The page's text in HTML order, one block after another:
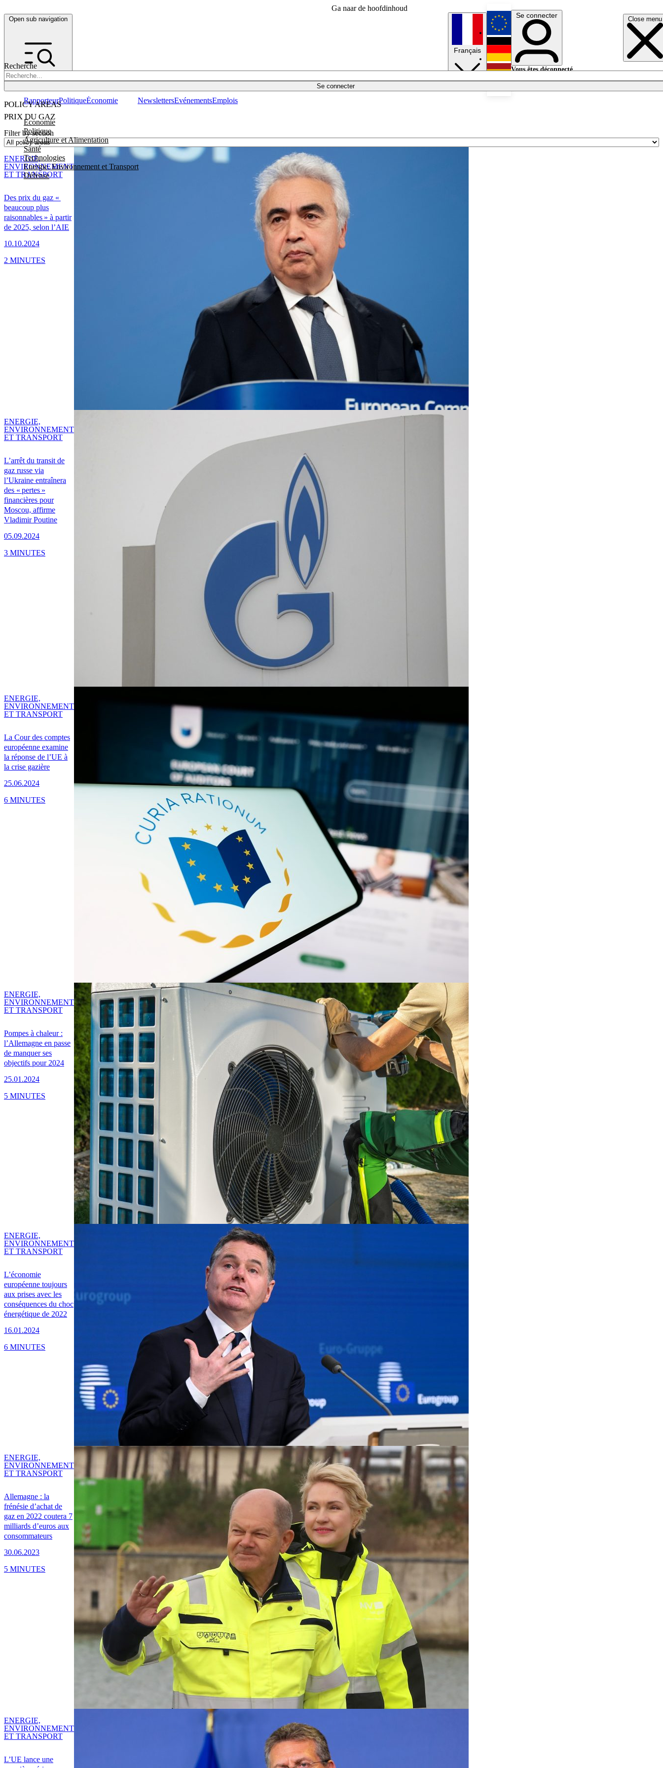
Ga naar de hoofdinhoud
Open sub navigation Close menu
Recherche
Se connecter
POLICY AREAS
Economie
Politique
Agriculture et Alimentation
Santé
Technologies
Energie, Environnement et Transport
Défense
RapporteurPolitiqueÉconomie NewslettersEvénementsEmplois
Français
English
Deutsch
Se connecter
Vous êtes déconnecté.
PRIX DU GAZ
Filter by section
Des prix du gaz «
beaucoup plus
raisonnables » à partir
de 2025, selon l’AIE
10.10.2024
ENERGIE,
ENVIRONNEMENT
ET TRANSPORT
2 MINUTES
L’arrêt du transit de
gaz russe via
l’Ukraine entraînera
des « pertes »
financières pour
Moscou, affirme
Vladimir Poutine
05.09.2024
ENERGIE,
ENVIRONNEMENT
ET TRANSPORT
3 MINUTES
La Cour des comptes
européenne examine
la réponse de l’UE à
la crise gazière
25.06.2024
ENERGIE,
ENVIRONNEMENT
ET TRANSPORT
6 MINUTES
Pompes à chaleur :
l’Allemagne en passe
de manquer ses
objectifs pour 2024
25.01.2024
ENERGIE,
ENVIRONNEMENT
ET TRANSPORT
5 MINUTES
L’économie
européenne toujours
aux prises avec les
conséquences du choc
énergétique de 2022
16.01.2024
ENERGIE,
ENVIRONNEMENT
ET TRANSPORT
6 MINUTES
Allemagne : la
frénésie d’achat de
gaz en 2022 coutera 7
milliards d’euros aux
consommateurs
30.06.2023
ENERGIE,
ENVIRONNEMENT
ET TRANSPORT
5 MINUTES
L’UE lance une
ENERGIE,
ENVIRONNEMENT
ET TRANSPORT